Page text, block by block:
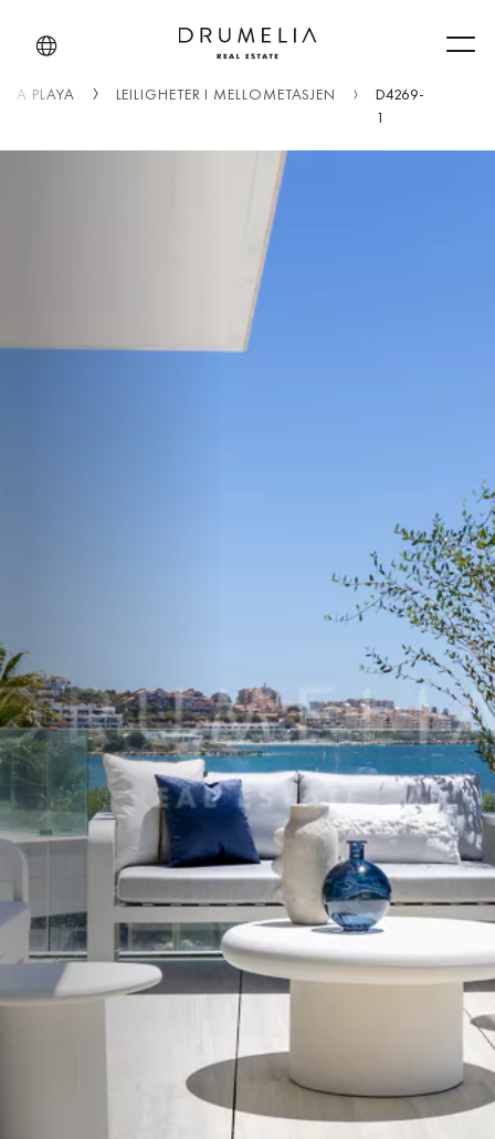
PLAYA LEILIGHETER I MELLOMETASJEN
D4269-
1